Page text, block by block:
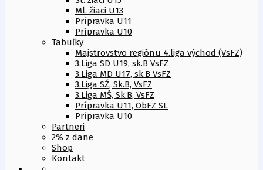
Ml. žiaci U13
Prípravka U11
Prípravka U10
Tabuľky
Majstrovstvo regiónu 4.liga východ (VsFZ)
3.Liga SD U19, sk.B VsFZ
3.Liga MD U17, sk.B VsFZ
3.Liga SŽ, Sk.B, VsFZ
3.Liga MŚ, Sk.B, VsFZ
Prípravka U11, ObFZ SL
Prípravka U10
Partneri
2% z dane
Shop
Kontakt